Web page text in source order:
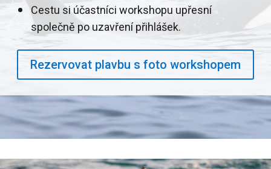
Cestu si účastníci workshopu upřesní
společně po uzavření přihlášek.
Rezervovat plavbu s foto workshopem